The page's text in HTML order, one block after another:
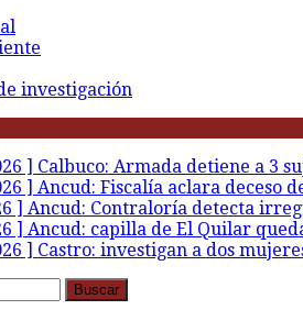
investigación
] Calbuco: Armada detiene a 3
] Ancud: Fiscalía aclara deceso
] Ancud: Contraloría detecta
] Ancud: capilla de El Quilar
] Castro: investigan a dos